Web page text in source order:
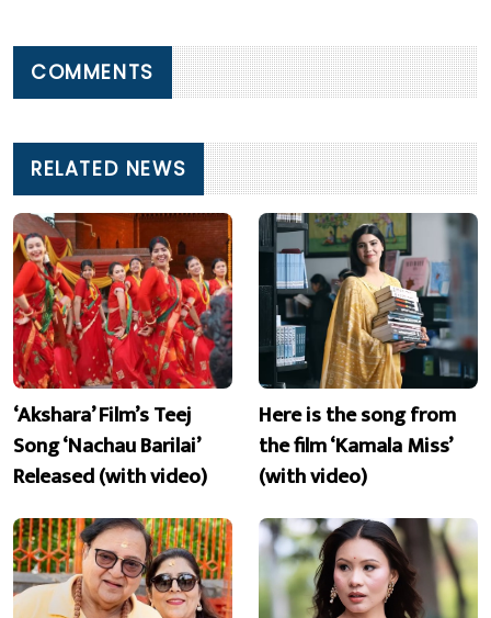
COMMENTS
RELATED NEWS
‘Akshara’ Film’s Teej
Song ‘Nachau Barilai’
Released (with video)
Here is the song from
the film ‘Kamala Miss’
(with video)